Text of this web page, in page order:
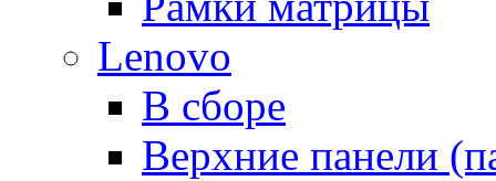
Lenovo
В сборе
Верхние панели